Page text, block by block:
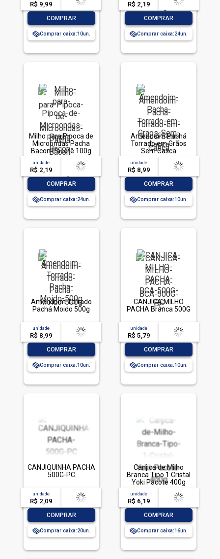
R$ 9,99 -- --,--un.
COMPRAR
Comprar caixa:10
R$ 2,19 -- --,--un.
COMPRAR
Comprar caixa:24
Milho para Pipoca de
Microondas Pacha
Bacon Pacote 100g
unidade
R$ 2,19
acima de
-- --,--un.
COMPRAR
Comprar caixa:24
Amendoim Pachá
Torrado em Grãos
Sem Casca
unidade
R$ 8,99
acima de
-- --,--un.
COMPRAR
Comprar caixa:10
Amendoim Torrado
Pachá Moido 500g
unidade
R$ 8,99
acima de
-- --,--un.
COMPRAR
Comprar caixa:10
CANJICA MILHO
PACHA Branca 500G
unidade
R$ 5,79
acima de
-- --,--un.
COMPRAR
Comprar caixa:10
CANJIQUINHA PACHA
500G-PC
unidade
R$ 2,09
acima de
-- --,--un.
COMPRAR
Comprar caixa:20
Canjica de Milho
Branca Tipo 1 Cristal
Yoki Pacote 400g
unidade
R$ 6,19
acima de
-- --,--un.
COMPRAR
Comprar caixa:16